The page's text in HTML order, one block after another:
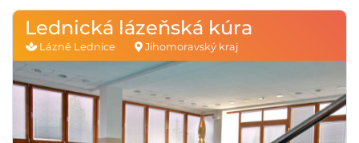
Lednická lázeňská kúra
Lázně Lednice Jihomoravský kraj